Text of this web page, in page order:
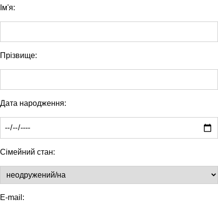
Ім'я:
Прізвище:
Дата народження:
Сімейний стан:
E-mail: